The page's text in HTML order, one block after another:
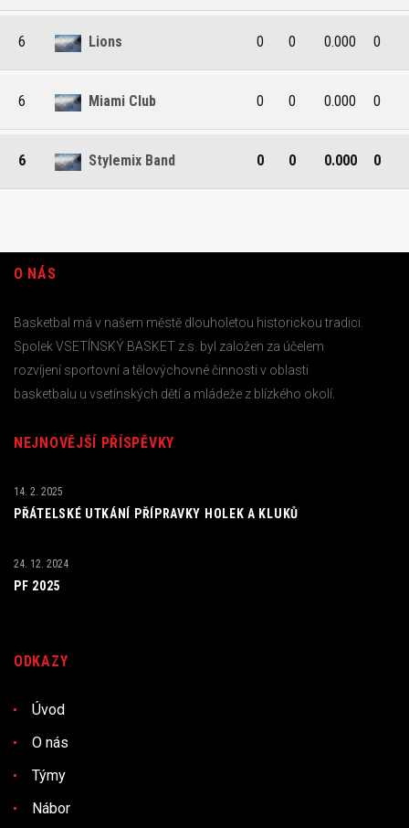
6 Lions 0 0 0.000 0
6 Miami Club 0 0 0.000 0
6 Stylemix Band 0 0 0.000 0
O NÁS
Basketbal má v našem městě dlouholetou historickou tradici.
Spolek VSETÍNSKÝ BASKET z.s. byl založen za účelem
rozvíjení sportovní a tělovýchovné činnosti v oblasti
basketbalu u vsetínských dětí a mládeže z blízkého okolí.
NEJNOVĚJŠÍ PŘÍSPĚVKY
PŘÁTELSKÉ UTKÁNÍ PŘÍPRAVKY HOLEK A KLUKŮ
14. 2. 2025
PF 2025
24. 12. 2024
ODKAZY
Úvod
O nás
Týmy
Nábor